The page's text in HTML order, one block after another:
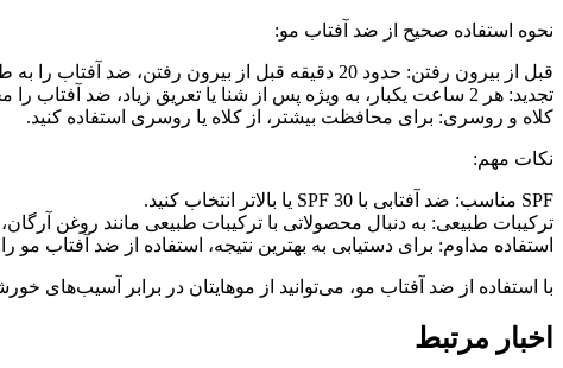
نحوه استفاده صحیح از ضد آفتاب مو:
قبل از بیرون رفتن: حدود 20 دقیقه قبل از بیرون رفتن، ضد آفتاب را به طور یکنواخت روی موهای خشک اسپری یا ماساژ دهید.
تجدید: هر 2 ساعت یکبار، به ویژه پس از شنا یا تعریق زیاد، ضد آفتاب را مجدداً استفاده کنید.
کلاه و روسری: برای محافظت بیشتر، از کلاه یا روسری استفاده کنید.
نکات مهم:
SPF مناسب: ضد آفتابی با SPF 30 یا بالاتر انتخاب کنید.
ترکیبات طبیعی: به دنبال محصولاتی با ترکیبات طبیعی مانند روغن آرگان،
استفاده مداوم: برای دستیابی به بهترین نتیجه، استفاده از ضد آفتاب
با استفاده از ضد آفتاب مو، می‌توانید از موهایتان در برابر آسیب‌های
اخبار مرتبط